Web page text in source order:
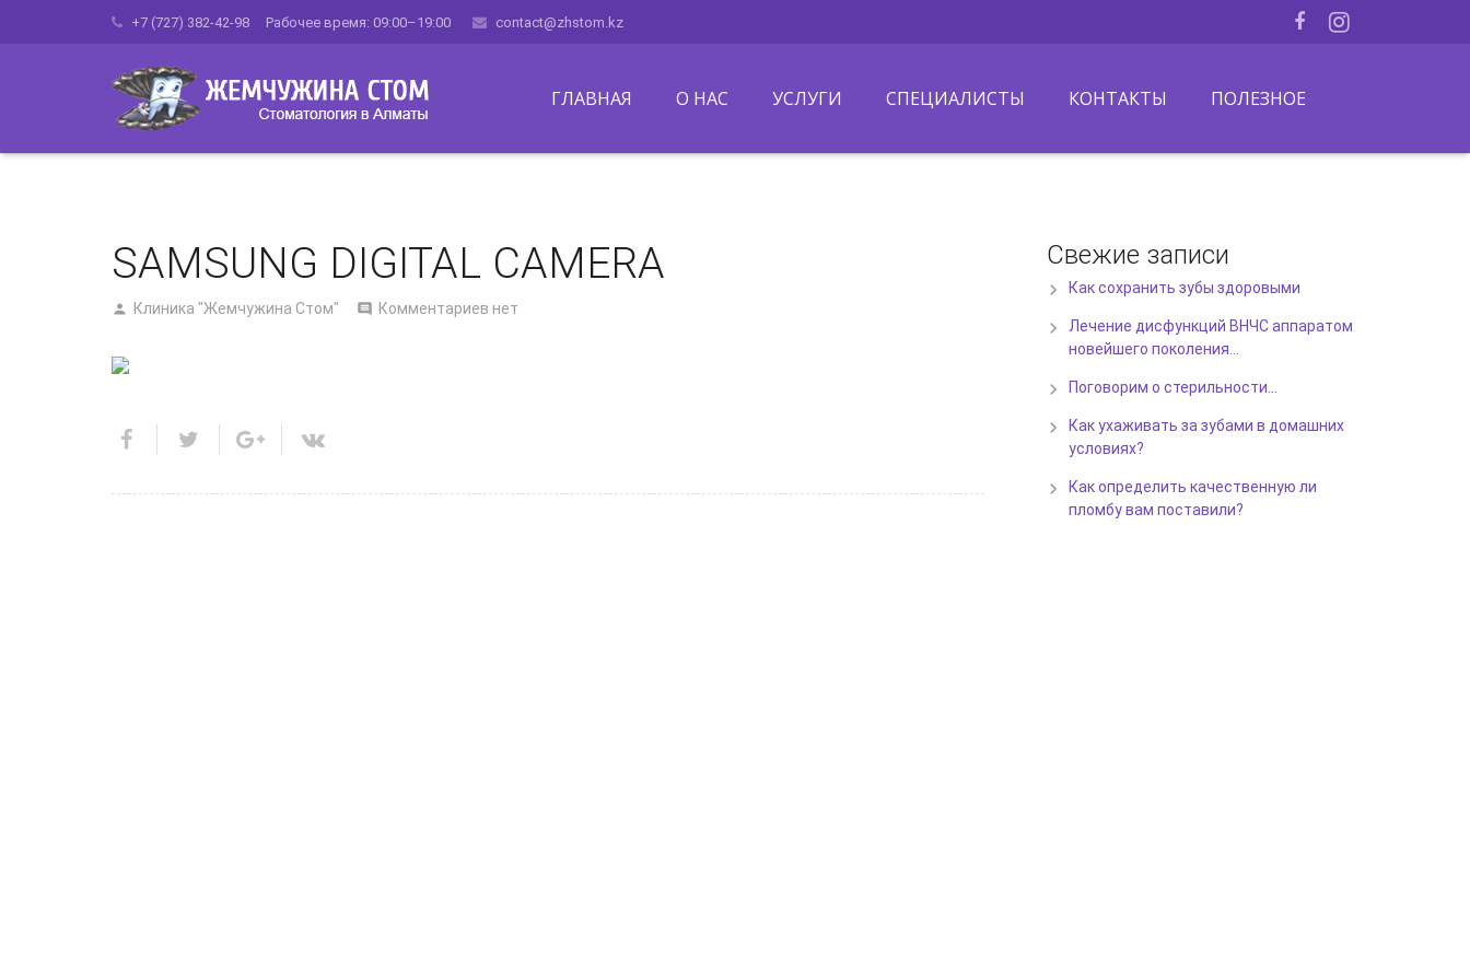
+7 (727) 382-42-98 Рабочее время: 09:00–19:00 contact@zhstom.kz
ГЛАВНАЯ О НАС УСЛУГИ СПЕЦИАЛИСТЫ КОНТАКТЫ ПОЛЕЗНОЕ
SAMSUNG DIGITAL CAMERA
Клиника "Жемчужина Стом" Комментариев нет
Свежие записи
Как сохранить зубы здоровыми
Лечение дисфункций ВНЧС аппаратом
новейшего поколения…
Поговорим о стерильности…
Как ухаживать за зубами в домашних
условиях?
Как определить качественную ли
пломбу вам поставили?